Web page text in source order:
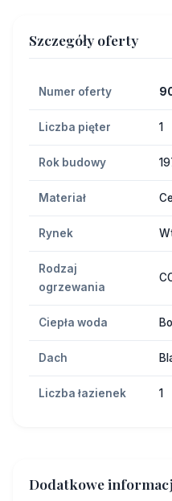
Szczegóły oferty
Numer oferty
Liczba pięter 1
Rok budowy
Materiał
Rynek
Rodzaj
ogrzewania
Ciepła woda
Dach
Liczba łazienek 1
Dodatkowe